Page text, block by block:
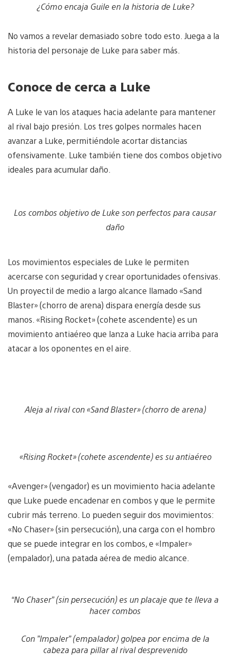
¿Cómo encaja Guile en la historia de Luke?
No vamos a revelar demasiado sobre todo esto. Juega a la
historia del personaje de Luke para saber más.
Conoce de cerca a Luke
A Luke le van los ataques hacia adelante para mantener
al rival bajo presión. Los tres golpes normales hacen
avanzar a Luke, permitiéndole acortar distancias
ofensivamente. Luke también tiene dos combos objetivo
ideales para acumular daño.
Los combos objetivo de Luke son perfectos para causar
daño
Los movimientos especiales de Luke le permiten
acercarse con seguridad y crear oportunidades ofensivas.
Un proyectil de medio a largo alcance llamado «Sand
Blaster» (chorro de arena) dispara energía desde sus
manos. «Rising Rocket» (cohete ascendente) es un
movimiento antiaéreo que lanza a Luke hacia arriba para
atacar a los oponentes en el aire.
Aleja al rival con «Sand Blaster» (chorro de arena)
«Rising Rocket» (cohete ascendente) es su antiaéreo
«Avenger» (vengador) es un movimiento hacia adelante
que Luke puede encadenar en combos y que le permite
cubrir más terreno. Lo pueden seguir dos movimientos:
«No Chaser» (sin persecución), una carga con el hombro
que se puede integrar en los combos, e «Impaler»
(empalador), una patada aérea de medio alcance.
“No Chaser” (sin persecución) es un placaje que te lleva a
hacer combos
Con ”Impaler” (empalador) golpea por encima de la
cabeza para pillar al rival desprevenido